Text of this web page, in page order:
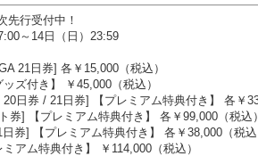
先行受付中！
～14日（日）23:59
21日券] 各￥15,000（税込）
ズ付き】 ￥45,000（税込）
日券 / 21日券] 【プレミアム特典付き】 各￥
券] 【プレミアム特典付き】 各￥99,000（税込）
券] 【プレミアム特典付き】 各￥38,000（税込
アム特典付き】 ￥114,000（税込）